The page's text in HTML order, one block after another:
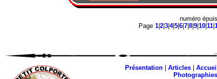
numéro
Page 1| 2| 3| 4|5| 6| 7| 8| 9| 10| 11|
Présentation| Articles|
Photographies